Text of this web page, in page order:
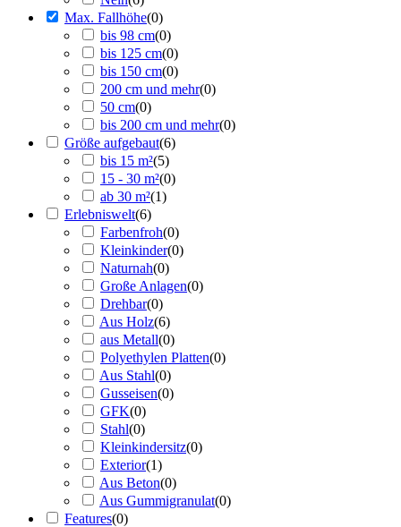
Max. Fallhöhe(0)
bis 98 cm(0)
bis 125 cm(0)
bis 150 cm(0)
200 cm und mehr(0)
50 cm(0)
bis 200 cm und mehr(0)
Größe aufgebaut(6)
bis 15 m²(5)
15 - 30 m²(0)
ab 30 m²(1)
Erlebniswelt(6)
Farbenfroh(0)
Kleinkinder(0)
Naturnah(0)
Große Anlagen(0)
Drehbar(0)
Aus Holz(6)
aus Metall(0)
Polyethylen Platten(0)
Aus Stahl(0)
Gusseisen(0)
GFK(0)
Stahl(0)
Kleinkindersitz(0)
Exterior(1)
Aus Beton(0)
Aus Gummigranulat(0)
Features(0)